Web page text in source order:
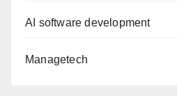
AI software development
Managetech